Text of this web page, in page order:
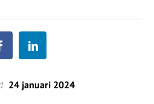
24 januari 2024